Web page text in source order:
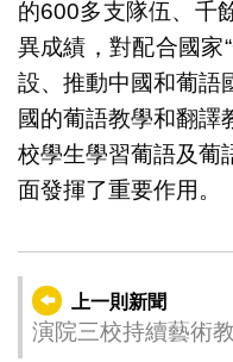
的600多支隊伍、千
異成績，對配合國家
設、推動中國和葡語
國的葡語教學和翻譯
校學生學習葡語及葡
面發揮了重要作用。
上一則新聞
演院三校持續藝術